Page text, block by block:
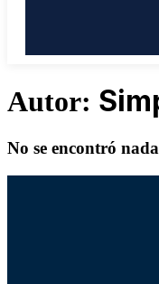
Autor:
No se encontró